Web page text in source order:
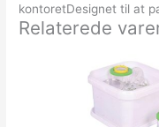
kontoretDesignet til at
Relaterede